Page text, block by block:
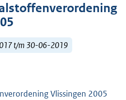
t/m 30-06-2019
Vlissingen 2005